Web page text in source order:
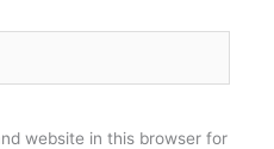
website in this browser for